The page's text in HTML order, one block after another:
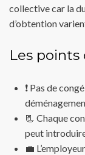
collective car la
d’obtention
Les points
❗ Pas de
📃 Chaque
peut
💼